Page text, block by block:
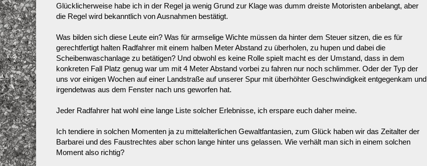
Glücklicherweise habe ich in der Regel ja wenig Grund zur Klage was dumm dreiste Motoristen anbelangt, aber
die Regel wird bekanntlich von Ausnahmen bestätigt.
Was bilden sich diese Leute ein? Was für armselige Wichte müssen da hinter dem Steuer sitzen, die es für
gerechtfertigt halten Radfahrer mit einem halben Meter Abstand zu überholen, zu hupen und dabei die
Scheibenwaschanlage zu betätigen? Und obwohl es keine Rolle spielt macht es der Umstand, dass in dem
konkreten Fall Platz genug war um mit 4 Meter Abstand vorbei zu fahren nur noch schlimmer. Oder der Typ der
uns vor einigen Wochen auf einer Landstraße auf unserer Spur mit überhöhter Geschwindigkeit entgegenkam und
irgendetwas aus dem Fenster nach uns geworfen hat.
Jeder Radfahrer hat wohl eine lange Liste solcher Erlebnisse, ich erspare euch daher meine.
Ich tendiere in solchen Momenten ja zu mittelalterlichen Gewaltfantasien, zum Glück haben wir das Zeitalter der
Barbarei und des Faustrechtes aber schon lange hinter uns gelassen. Wie verhält man sich in einem solchen
Moment also richtig?